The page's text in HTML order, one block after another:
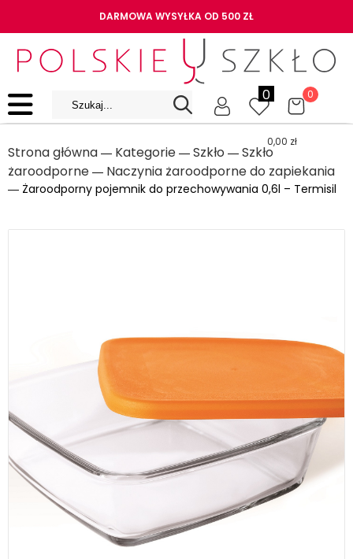
DARMOWA WYSYŁKA OD 500 ZŁ
0 0
0,00 zł
Strona główna ― Kategorie ― Szkło ― Szkło
żaroodporne ― Naczynia żaroodporne do zapiekania
― Żaroodporny pojemnik do przechowywania 0,6l – Termisil